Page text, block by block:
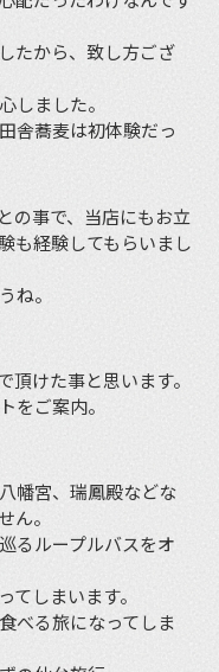
たから、致し方ござ
しました。
舎蕎麦は初体験だっ
の事で、当店にもお立
も経験してもらいまし
ね。
頂けた事と思います。
をご案内。
幡宮、瑞鳳殿などな
ん。
るループルバスをオ
しまいます。
べる旅になってしま